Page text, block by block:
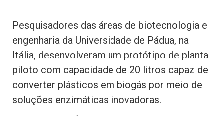
Pesquisadores das áreas de biotecnologia e
engenharia da Universidade de Pádua, na
Itália, desenvolveram um protótipo de planta
piloto com capacidade de 20 litros capaz de
converter plásticos em biogás por meio de
soluções enzimáticas inovadoras.